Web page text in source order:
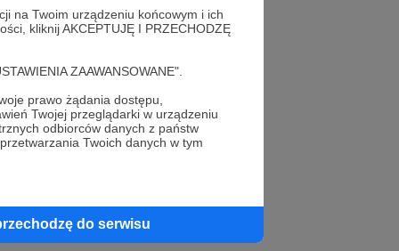
na Twoim urządzeniu końcowym i ich
kliknij AKCEPTUJĘ I PRZECHODZĘ
ZAAWANSOWANE".
prawo żądania dostępu,
Twojej przeglądarki w urządzeniu
odbiorców danych z państw
Twoich danych w tym
do serwisu
adres się nie
Patroni z
możemy
poprawionego
formie